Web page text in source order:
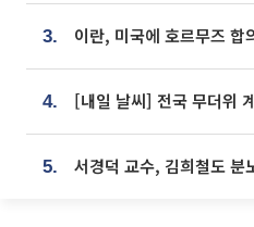
3.
4.
5.